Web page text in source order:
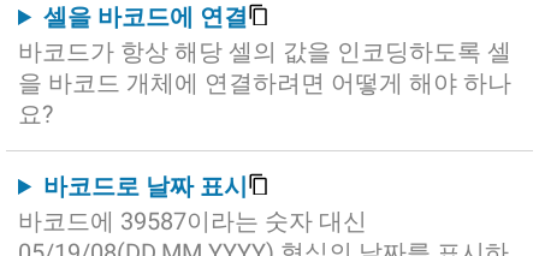
셀을 바코드에 연결
바코드가 항상 해당 셀의 값을 인코딩하도록 셀
을 바코드 개체에 연결하려면 어떻게 해야 하나
요?
바코드로 날짜 표시
바코드에 39587이라는 숫자 대신